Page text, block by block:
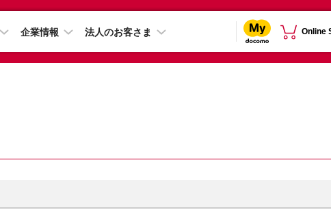
企業情報 法人のお客さま Online